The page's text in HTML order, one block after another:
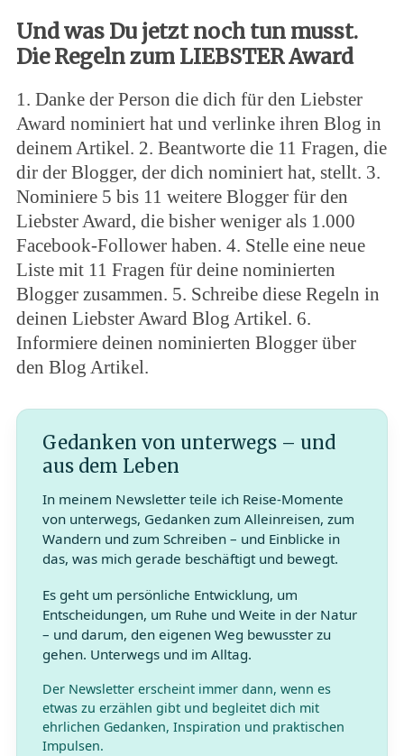
Und was Du jetzt noch tun musst.
Die Regeln zum LIEBSTER Award
1. Danke der Person die dich für den Liebster
Award nominiert hat und verlinke ihren Blog in
deinem Artikel. 2. Beantworte die 11 Fragen, die
dir der Blogger, der dich nominiert hat, stellt. 3.
Nominiere 5 bis 11 weitere Blogger für den
Liebster Award, die bisher weniger als 1.000
Facebook-Follower haben. 4. Stelle eine neue
Liste mit 11 Fragen für deine nominierten
Blogger zusammen. 5. Schreibe diese Regeln in
deinen Liebster Award Blog Artikel. 6.
Informiere deinen nominierten Blogger über
den Blog Artikel.
Gedanken von unterwegs – und
aus dem Leben
In meinem Newsletter teile ich Reise-Momente
von unterwegs, Gedanken zum Alleinreisen, zum
Wandern und zum Schreiben – und Einblicke in
das, was mich gerade beschäftigt und bewegt.
Es geht um persönliche Entwicklung, um
Entscheidungen, um Ruhe und Weite in der Natur
– und darum, den eigenen Weg bewusster zu
gehen. Unterwegs und im Alltag.
Der Newsletter erscheint immer dann, wenn es
etwas zu erzählen gibt und begleitet dich mit
ehrlichen Gedanken, Inspiration und praktischen
Impulsen.
S
e
r
c
h
f
r
: